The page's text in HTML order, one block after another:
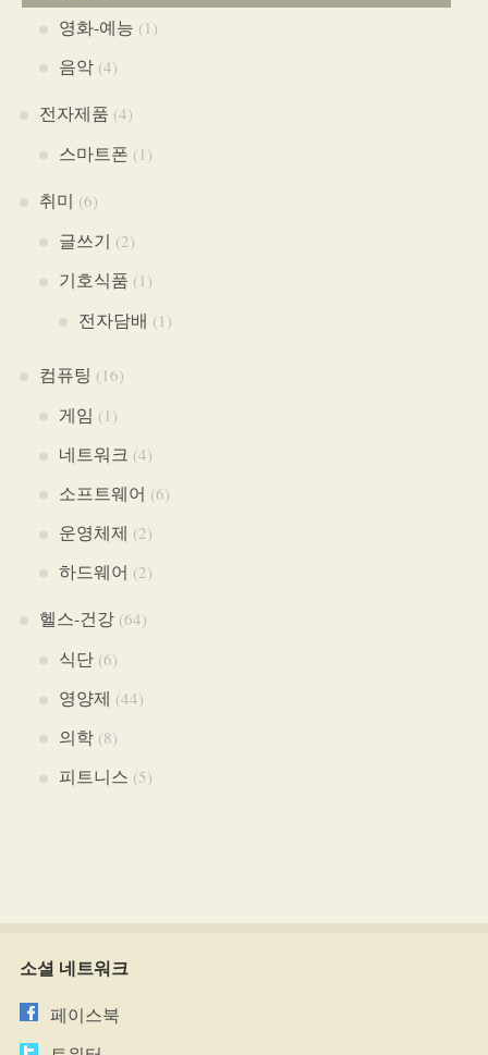
영화-예능 (1)
음악(4)
전자제품 (4)
스마트폰 (1)
취미 (6)
글쓰기 (2)
기호식품 (1)
전자담배 (1)
컴퓨팅 (16)
게임 (1)
네트워크 (4)
소프트웨어 (6)
운영체제 (2)
하드웨어 (2)
헬스-건강(64)
식단(6)
영양제 (44)
의학(8)
피트니스 (5)
소셜 네트워크
페이스북